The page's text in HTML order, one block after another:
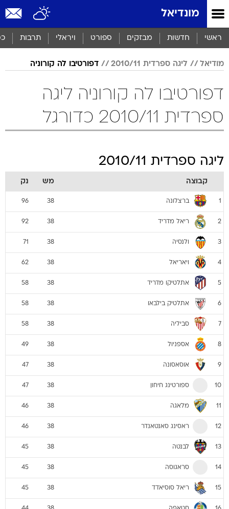
מונדיאל
ראשי חדשות מבזקים ספורט ויראלי תרבות
מודיאל ליגה ספרדית 2010/11 דפורטיבו לה קורוניה
דפורטיבו לה קורוניה ליגה
ספרדית 2010/11 כדורגל
ליגה ספרדית 2010/11
קבוצה מש נק
1 ברצלונה 38
96
2 ריאל מדריד 38
92
3 ולנסיה 38
71
4 ויאריאל 38
62
5 אתלטיקו מדריד 38
58
6 אתלטיק בילבאו 38
58
7 סביליה 38
58
8 אספניול 38
49
9 אוסאסונה 38
47
10 ספורטינג חיחון 38
47
11 מלאגה 38
46
12 ראסינג סאנטאנדר 38
46
13 לבנטה 38
45
14 סראגוסה 38
45
15 ריאל סוסיאדד 38
45